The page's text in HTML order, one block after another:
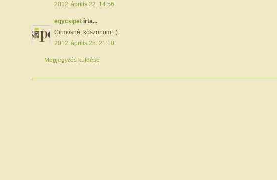
2012. április 22. 14:56
egycsipet írta...
Cirmosné, köszönöm! :)
2012. április 28. 21:10
Megjegyzés küldése